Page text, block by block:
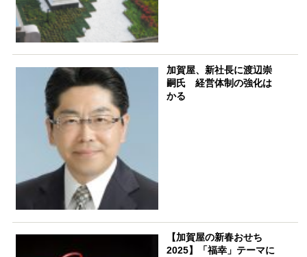
加賀屋、新社長に渡辺崇
嗣氏 経営体制の強化は
かる
【加賀屋の新春おせち
2025】「福幸」テーマに